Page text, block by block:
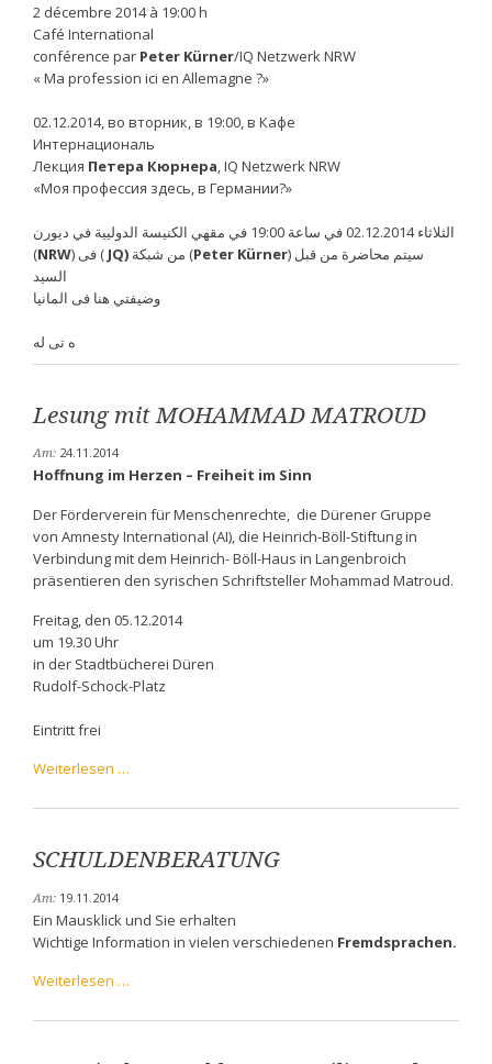
2 décembre 2014 à 19:00 h
Café International
conférence par Peter Kürner/IQ Netzwerk NRW
« Ma profession ici en Allemagne ?»
02.12.2014, во вторник, в 19:00, в Кафе
Интернациональ
Лекция Петера Кюрнера , IQ Netzwerk NRW
«Моя профессия здесь, в Германии?»
الثلاثاء 02.12.2014 في ساعة 19:00 في مقهي الکنيسة الدوليية في ديورن
(NRW ) فی ( JQ) من شبکة (Peter Kürner) سيتم محاضرة من قبل
السيد
وضيفتي هنا فی المانيا
ه تی له
Lesung mit MOHAMMAD MATROUD
Am: 24.11.2014
Hoffnung im Herzen – Freiheit im Sinn
Der Förderverein für Menschenrechte, die Dürener Gruppe
von Amnesty International (AI), die Heinrich-Böll-Stiftung in
Verbindung mit dem Heinrich- Böll-Haus in Langenbroich
präsentieren den syrischen Schriftsteller Mohammad Matroud.
Freitag, den 05.12.2014
um 19.30 Uhr
in der Stadtbücherei Düren
Rudolf-Schock-Platz
Eintritt frei
Weiterlesen …Lesung
MOHAMMAD
SCHULDENBERATUNG
Am: 19.11.2014
Ein Mausklick und Sie erhalten
Wichtige Information in vielen verschiedenen Fremdsprachen.
Weiterlesen …SCHULDENBERATUNG